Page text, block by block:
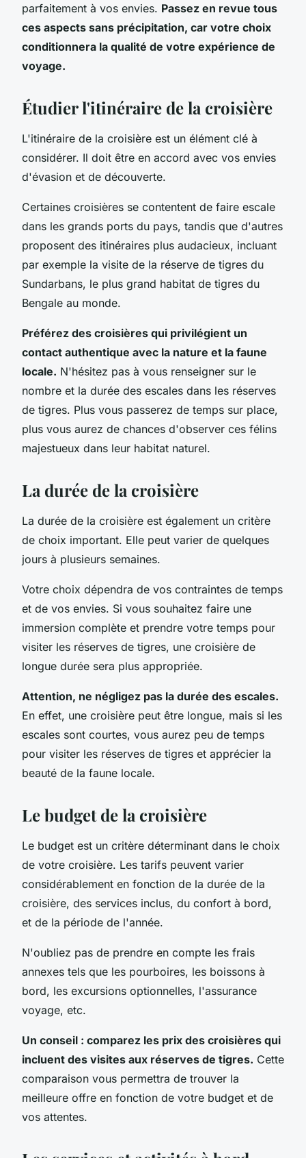
parfaitement à vos envies. Passez en revue tous
ces aspects sans précipitation, car votre choix
conditionnera la qualité de votre expérience de
voyage.
Étudier l'itinéraire de la croisière
L'itinéraire de la croisière est un élément clé à
considérer. Il doit être en accord avec vos envies
d'évasion et de découverte.
Certaines croisières se contentent de faire escale
dans les grands ports du pays, tandis que d'autres
proposent des itinéraires plus audacieux, incluant
par exemple la visite de la réserve de tigres du
Sundarbans, le plus grand habitat de tigres du
Bengale au monde.
Préférez des croisières qui privilégient un
contact authentique avec la nature et la faune
locale. N'hésitez pas à vous renseigner sur le
nombre et la durée des escales dans les réserves
de tigres. Plus vous passerez de temps sur place,
plus vous aurez de chances d'observer ces félins
majestueux dans leur habitat naturel.
La durée de la croisière
La durée de la croisière est également un critère
de choix important. Elle peut varier de quelques
jours à plusieurs semaines.
Votre choix dépendra de vos contraintes de temps
et de vos envies. Si vous souhaitez faire une
immersion complète et prendre votre temps pour
visiter les réserves de tigres, une croisière de
longue durée sera plus appropriée.
Attention, ne négligez pas la durée des escales.
En effet, une croisière peut être longue, mais si les
escales sont courtes, vous aurez peu de temps
pour visiter les réserves de tigres et apprécier la
beauté de la faune locale.
Le budget de la croisière
Le budget est un critère déterminant dans le choix
de votre croisière. Les tarifs peuvent varier
considérablement en fonction de la durée de la
croisière, des services inclus, du confort à bord,
et de la période de l'année.
N'oubliez pas de prendre en compte les frais
annexes tels que les pourboires, les boissons à
bord, les excursions optionnelles, l'assurance
voyage, etc.
Un conseil : comparez les prix des croisières qui
incluent des visites aux réserves de tigres. Cette
comparaison vous permettra de trouver la
meilleure offre en fonction de votre budget et de
vos attentes.